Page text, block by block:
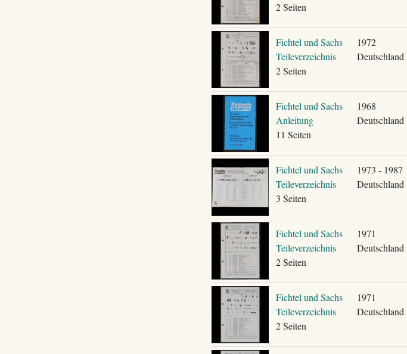
2 Seiten
Fichtel und Sachs
Teileverzeichnis
2 Seiten
1972
Deutschland
Fichtel und Sachs
Anleitung
11 Seiten
1968
Deutschland
Fichtel und Sachs
Teileverzeichnis
3 Seiten
1973 - 1987
Deutschland
Fichtel und Sachs
Teileverzeichnis
2 Seiten
1971
Deutschland
Fichtel und Sachs
Teileverzeichnis
2 Seiten
1971
Deutschland